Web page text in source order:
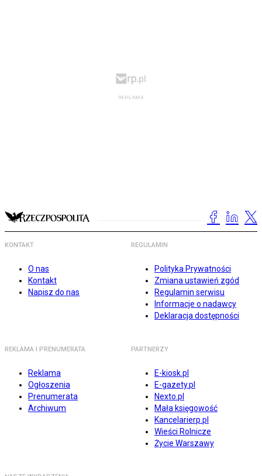
KONTAKT
O nas
Kontakt
Napisz do nas
REGULAMIN
Polityka Prywatności
Zmiana ustawień zgód
Regulamin serwisu
Informacje o nadawcy
Deklaracja dostępności
REKLAMA I PRENUMERATA
Reklama
Ogłoszenia
Prenumerata
Archiwum
PARTNERZY
E-kiosk.pl
E-gazety.pl
Nexto.pl
Mała księgowość
Kancelarierp.pl
Wieści Rolnicze
Życie Warszawy